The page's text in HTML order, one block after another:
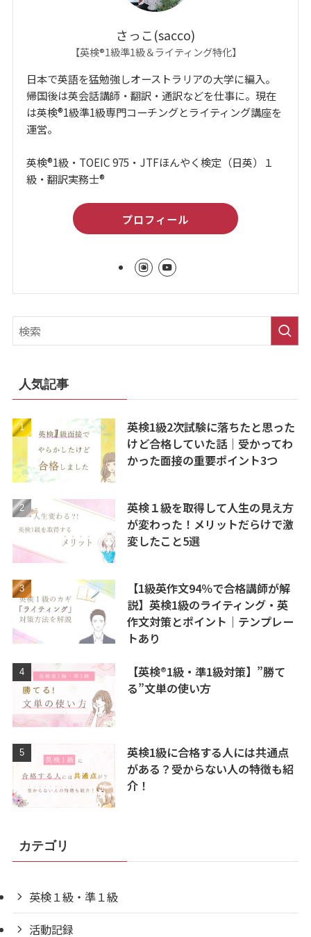
さっこ(sacco)
【英検®1級準1級＆ライティング特化】
日本で英語を猛勉強しオーストラリアの大学に編入。
帰国後は英会話講師・翻訳・通訳などを仕事に。現在
は英検®1級準1級専門コーチングとライティング講座を
運営。
英検®1級・TOEIC 975・JTFほんやく検定（日英）１
級・翻訳実務士®
プロフィール
人気記事
英検1級2次試験に落ちたと思った
けど合格していた話｜受かってわ
かった面接の重要ポイント3つ
英検１級を取得して人生の見え方
が変わった！メリットだらけで激
変したこと5選
【1級英作文94％で合格講師が解
説】英検1級のライティング・英
作文対策とポイント｜テンプレー
トあり
【英検®1級・準1級対策】”勝て
る”文単の使い方
英検1級に合格する人には共通点
がある？受からない人の特徴も紹
介！
カテゴリ
英検１級・準１級
活動記録